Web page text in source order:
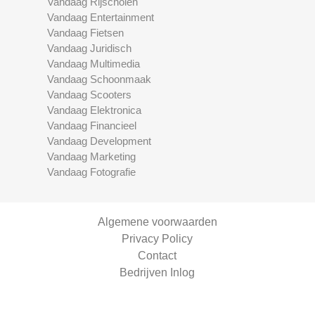
Vandaag Entertainment
Vandaag Fietsen
Vandaag Juridisch
Vandaag Multimedia
Vandaag Schoonmaak
Vandaag Scooters
Vandaag Elektronica
Vandaag Financieel
Vandaag Development
Vandaag Marketing
Vandaag Fotografie
Algemene voorwaarden
Privacy Policy
Contact
Bedrijven Inlog